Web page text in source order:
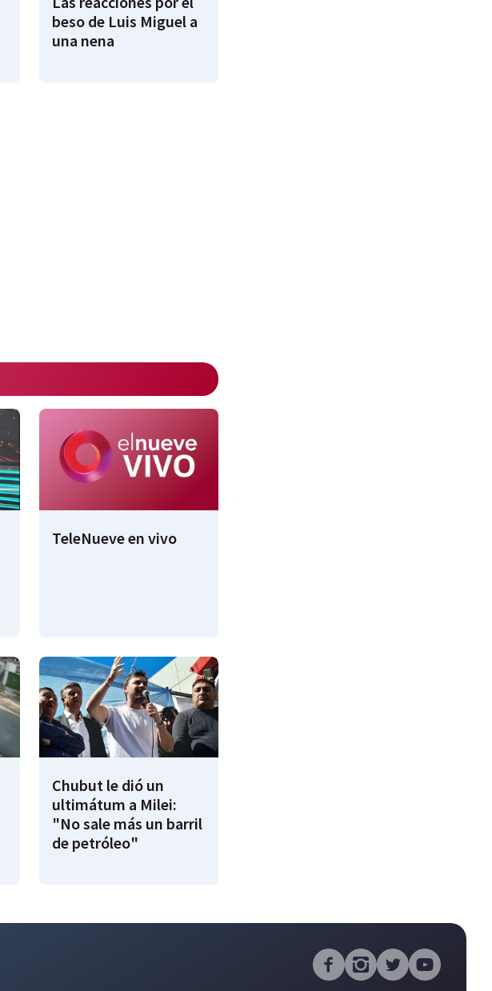
beso de Luis Miguel a
una nena
TeleNueve en vivo
Chubut le dió un
ultimátum a Milei:
"No sale más un barril
de petróleo"